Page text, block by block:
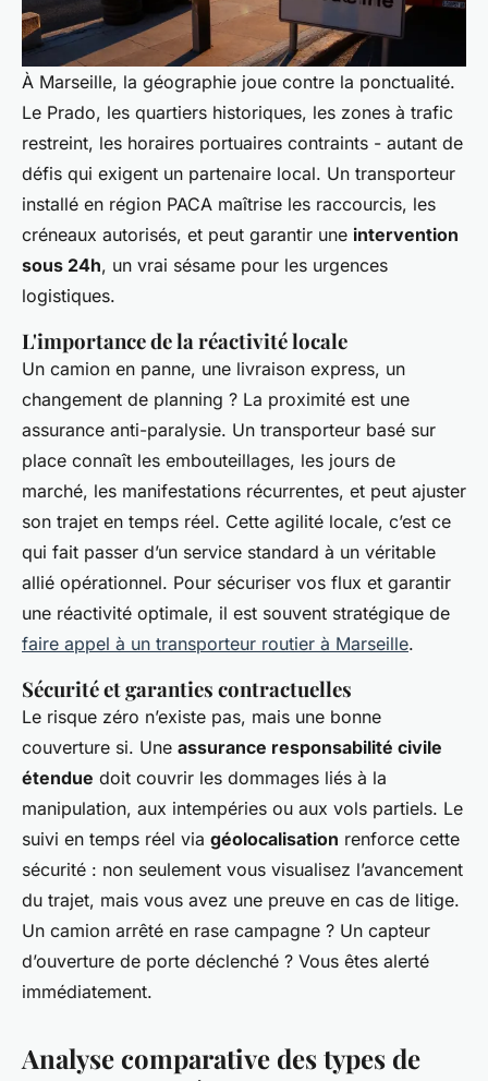
À Marseille, la géographie joue contre la ponctualité.
Le Prado, les quartiers historiques, les zones à trafic
restreint, les horaires portuaires contraints - autant de
défis qui exigent un partenaire local. Un transporteur
installé en région PACA maîtrise les raccourcis, les
créneaux autorisés, et peut garantir une intervention
sous 24h, un vrai sésame pour les urgences
logistiques.
L'importance de la réactivité locale
Un camion en panne, une livraison express, un
changement de planning ? La proximité est une
assurance anti-paralysie. Un transporteur basé sur
place connaît les embouteillages, les jours de
marché, les manifestations récurrentes, et peut ajuster
son trajet en temps réel. Cette agilité locale, c’est ce
qui fait passer d’un service standard à un véritable
allié opérationnel. Pour sécuriser vos flux et garantir
une réactivité optimale, il est souvent stratégique de
faire appel à un transporteur routier à Marseille.
Sécurité et garanties contractuelles
Le risque zéro n’existe pas, mais une bonne
couverture si. Une assurance responsabilité civile
étendue doit couvrir les dommages liés à la
manipulation, aux intempéries ou aux vols partiels. Le
suivi en temps réel via géolocalisation renforce cette
sécurité : non seulement vous visualisez l’avancement
du trajet, mais vous avez une preuve en cas de litige.
Un camion arrêté en rase campagne ? Un capteur
d’ouverture de porte déclenché ? Vous êtes alerté
immédiatement.
Analyse comparative des types de